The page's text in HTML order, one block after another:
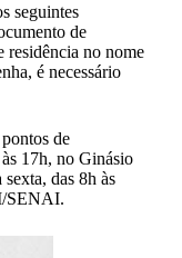
seguintes
de
residência no nome
é necessário
de
17h, no Ginásio
sexta, das 8h às
SENAI.